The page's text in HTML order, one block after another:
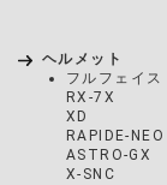
ヘルメット
フルフェイス
RX-7X
XD
RAPIDE-NEO
ASTRO-GX
X-SNC